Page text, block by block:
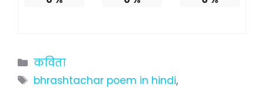
Categories
कविता
Tags
bhrashtachar poem in hindi,